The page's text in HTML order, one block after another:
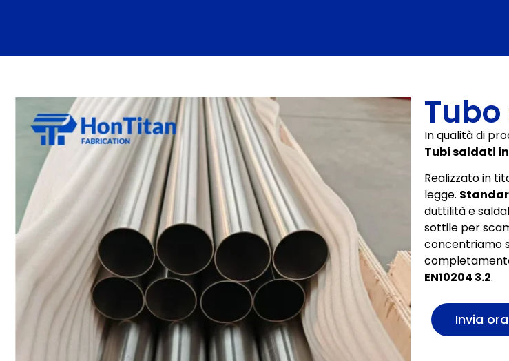
In qualità di
Tubi saldati
Realizzato in
legge.
duttilità e
sottile per
concentriamo
EN10204 3.2.
Invia